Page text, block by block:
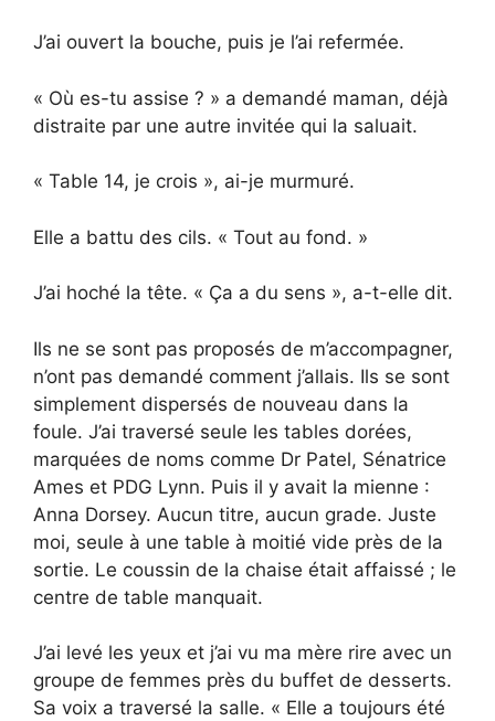
J’ai ouvert la bouche, puis je l’ai refermée.
« Où es-tu assise ? » a demandé maman, déjà
distraite par une autre invitée qui la saluait.
« Table 14, je crois », ai-je murmuré.
Elle a battu des cils. « Tout au fond. »
J’ai hoché la tête. « Ça a du sens », a-t-elle dit.
Ils ne se sont pas proposés de m’accompagner,
n’ont pas demandé comment j’allais. Ils se sont
simplement dispersés de nouveau dans la
foule. J’ai traversé seule les tables dorées,
marquées de noms comme Dr Patel, Sénatrice
Ames et PDG Lynn. Puis il y avait la mienne :
Anna Dorsey. Aucun titre, aucun grade. Juste
moi, seule à une table à moitié vide près de la
sortie. Le coussin de la chaise était affaissé ; le
centre de table manquait.
J’ai levé les yeux et j’ai vu ma mère rire avec un
groupe de femmes près du buffet de desserts.
Sa voix a traversé la salle. « Elle a toujours été